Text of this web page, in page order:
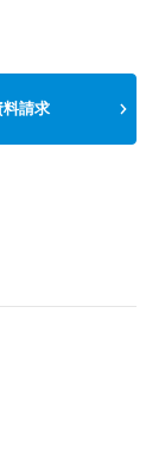
料請求